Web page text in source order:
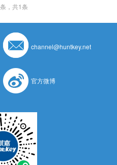
条，共1条
channel@huntkey.net
官方微博